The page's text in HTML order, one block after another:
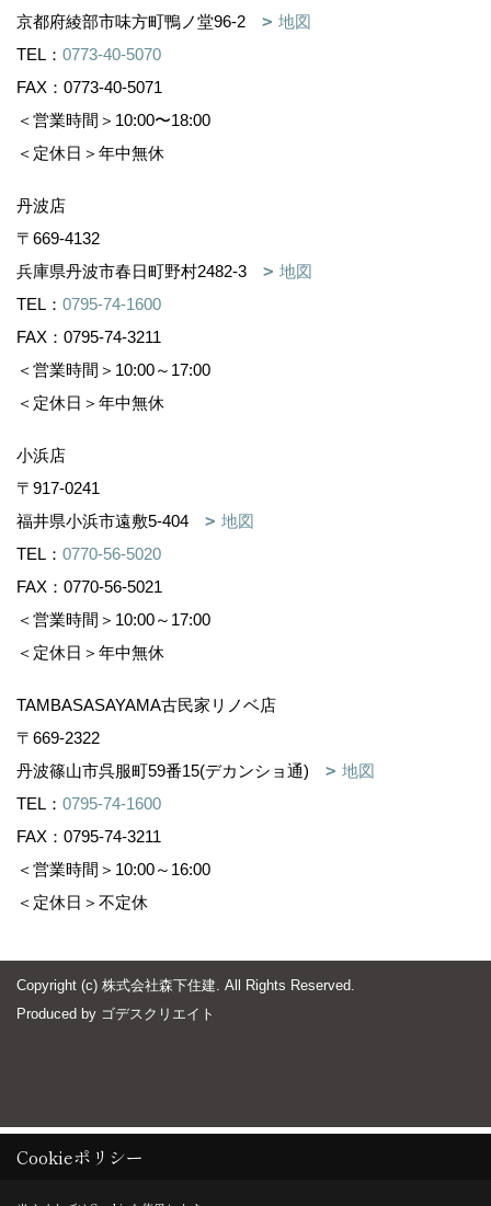
京都府綾部市味方町鴨ノ堂96-2
地図
TEL： 0773-40-5070
FAX：0773-40-5071
＜営業時間＞10:00〜18:00
＜定休日＞年中無休
丹波店
〒669-4132
兵庫県丹波市春日町野村2482-3
地図
TEL： 0795-74-1600
FAX：0795-74-3211
＜営業時間＞10:00～17:00
＜定休日＞年中無休
小浜店
〒917-0241
福井県小浜市遠敷5-404
地図
TEL： 0770-56-5020
FAX：0770-56-5021
＜営業時間＞10:00～17:00
＜定休日＞年中無休
TAMBASASAYAMA古民家リノベ店
〒669-2322
丹波篠山市呉服町59番15(デカンショ通)
地図
TEL： 0795-74-1600
FAX：0795-74-3211
＜営業時間＞10:00～16:00
＜定休日＞不定休
Copyright (c) 株式会社森下住建. All Rights Reserved.
Produced by ゴデスクリエイト
Cookieポリシー